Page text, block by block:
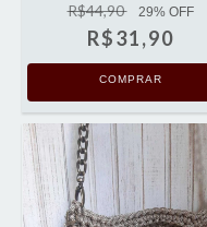
R$44,90 29% OFF
R$31,90
COMPRAR